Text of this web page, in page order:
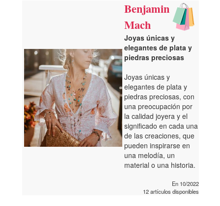
Benjamin
Mach
Joyas únicas y
elegantes de plata y
piedras preciosas
Joyas únicas y
elegantes de plata y
piedras preciosas, con
una preocupación por
la calidad joyera y el
significado en cada una
de las creaciones, que
pueden inspirarse en
una melodía, un
material o una historia.
En 10/2022
12 artículos disponibles